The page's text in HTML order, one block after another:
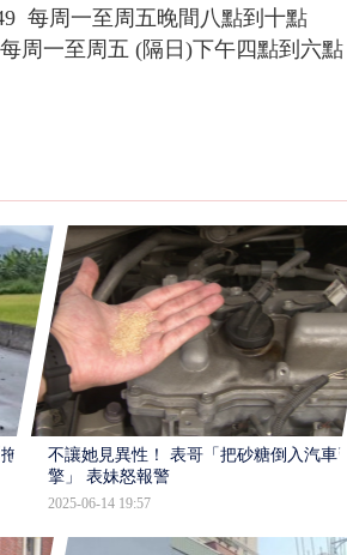
每周一至周五晚間八點到十點
周一至周五 (隔日)下午四點到六點
行
不讓她見異性！ 表哥「把砂糖倒入汽車引
擎」 表妹怒報警
2025-06-14 19:57